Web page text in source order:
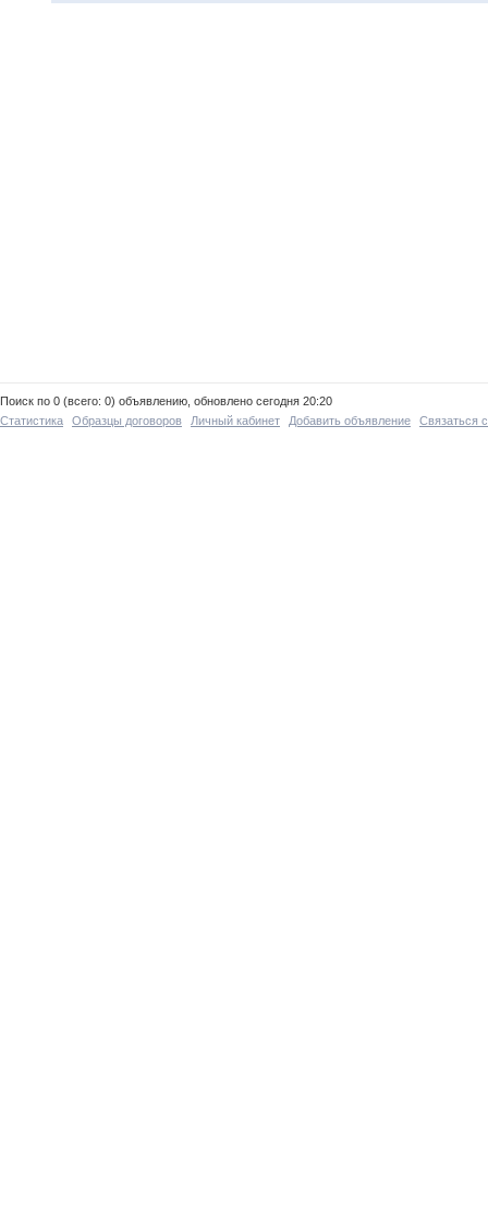
Поиск по 0 (всего: 0) объявлению, обновлено сегодня 20:20
Статистика
Образцы договоров Личный кабинет Добавить объявление Связаться